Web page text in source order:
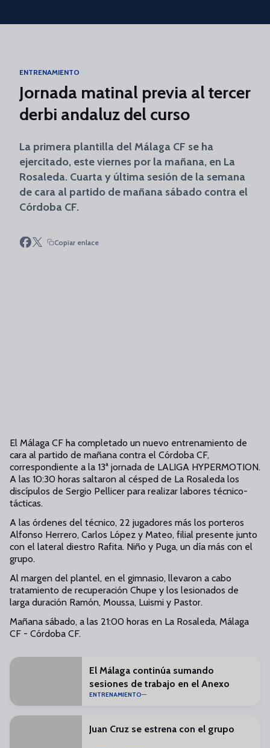
Skip to main content
ENTRENAMIENTO
Jornada matinal previa al tercer
derbi andaluz del curso
La primera plantilla del Málaga CF se ha
ejercitado, este viernes por la mañana, en La
Rosaleda. Cuarta y última sesión de la semana
de cara al partido de mañana sábado contra el
Córdoba CF.
Copiar enlace
El Málaga CF ha completado un nuevo entrenamiento de
cara al partido de mañana contra el Córdoba CF,
correspondiente a la 13ª jornada de LALIGA HYPERMOTION.
A las 10:30 horas saltaron al césped de La Rosaleda los
discípulos de Sergio Pellicer para realizar labores técnico-
tácticas.
A las órdenes del técnico, 22 jugadores más los porteros
Alfonso Herrero, Carlos López y Mateo, filial presente junto
con el lateral diestro Rafita. Niño y Puga, un día más con el
grupo.
Al margen del plantel, en el gimnasio, llevaron a cabo
tratamiento de recuperación Chupe y los lesionados de
larga duración Ramón, Moussa, Luismi y Pastor.
Mañana sábado, a las 21:00 horas en La Rosaleda, Málaga
CF - Córdoba CF.
El Málaga continúa sumando
sesiones de trabajo en el Anexo
ENTRENAMIENTO
Juan Cruz se estrena con el grupo